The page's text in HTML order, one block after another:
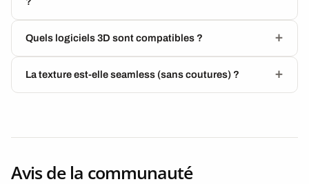
Quels logiciels 3D sont compatibles ?
La texture est-elle seamless (sans coutures) ?
Avis de la communauté